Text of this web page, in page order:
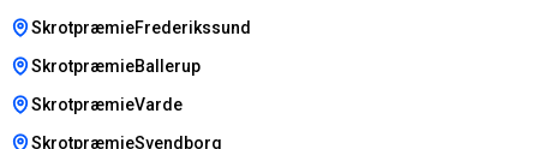
SkrotpræmieFrederikssund
SkrotpræmieBallerup
SkrotpræmieVarde
SkrotpræmieSvendborg